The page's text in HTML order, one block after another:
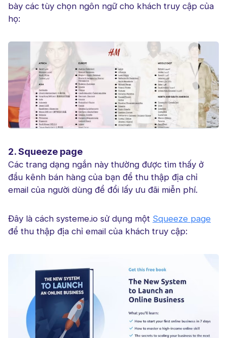
bày các tùy chọn ngôn ngữ cho khách truy cập của
họ:
2. Squeeze page
Các trang dạng ngắn này thường được tìm thấy ở
đầu kênh bán hàng của bạn để thu thập địa chỉ
email của người dùng để đổi lấy ưu đãi miễn phí.
Đây là cách systeme.io sử dụng một Squeeze page
để thu thập địa chỉ email của khách truy cập: